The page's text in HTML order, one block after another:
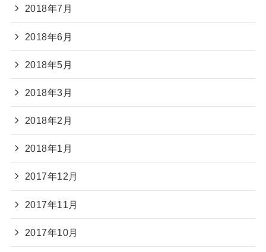
2018年7月
2018年6月
2018年5月
2018年3月
2018年2月
2018年1月
2017年12月
2017年11月
2017年10月